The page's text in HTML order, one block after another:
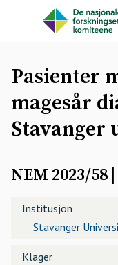
Pasienter
magesår
Stavanger
NEM 2023/58
Institusjon
Stavanger
Klager